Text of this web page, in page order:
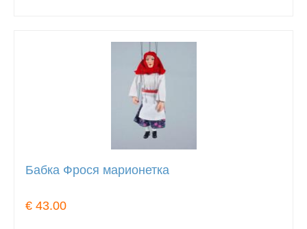
Бабка Фрося марионетка
€ 43.00